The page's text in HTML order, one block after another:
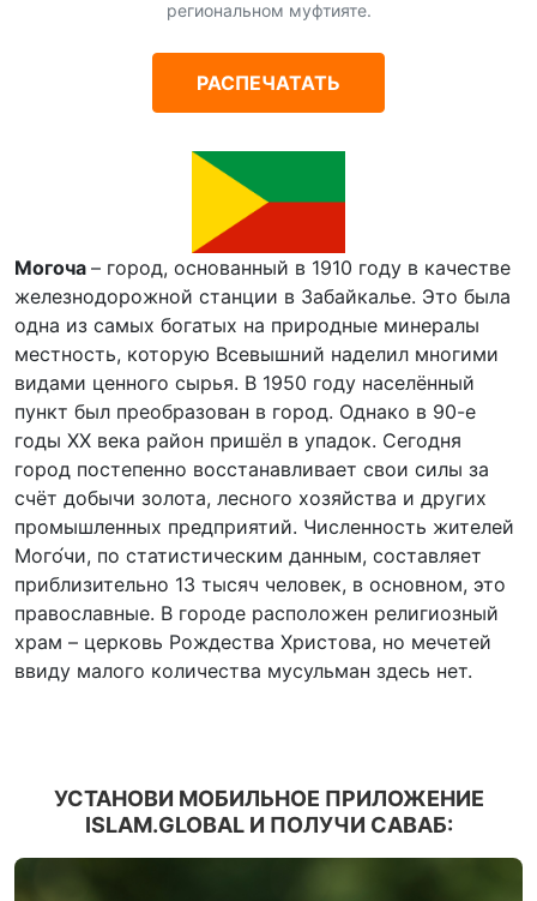
региональном муфтияте.
РАСПЕЧАТАТЬ
Могоча – город, основанный в 1910 году в качестве
железнодорожной станции в Забайкалье. Это была
одна из самых богатых на природные минералы
местность, которую Всевышний наделил многими
видами ценного сырья. В 1950 году населённый
пункт был преобразован в город. Однако в 90-е
годы XX века район пришёл в упадок. Сегодня
город постепенно восстанавливает свои силы за
счёт добычи золота, лесного хозяйства и других
промышленных предприятий. Численность жителей
Мого́чи, по статистическим данным, составляет
приблизительно 13 тысяч человек, в основном, это
православные. В городе расположен религиозный
храм – церковь Рождества Христова, но мечетей
ввиду малого количества мусульман здесь нет.
УСТАНОВИ МОБИЛЬНОЕ ПРИЛОЖЕНИЕ
ISLAM.GLOBAL И ПОЛУЧИ САВАБ: